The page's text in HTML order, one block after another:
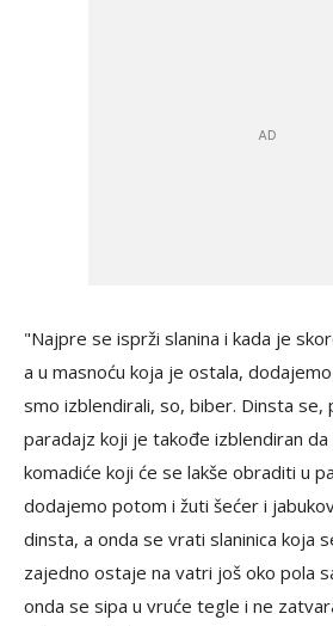
"Najpre se isprži slanina i kada je
a u masnoću koja je ostala,
smo izblendirali, so, biber. Dinsta se,
paradajz koji je takođe izblendiran
komadiće koji će se lakše obraditi u
dodajemo potom i žuti šećer i
dinsta, a onda se vrati slaninica koja
zajedno ostaje na vatri još oko pola
onda se sipa u vruće tegle i ne